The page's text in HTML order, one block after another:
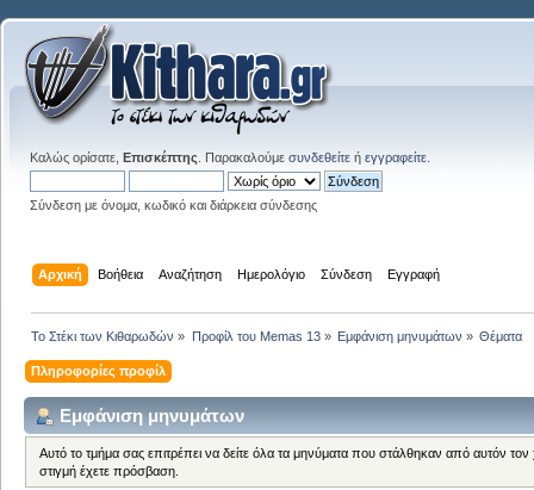
Καλώς ορίσατε, Επισκέπτης . Παρακαλούμε συνδεθείτε ή εγγραφείτε
Σύνδεση με όνομα, κωδικό και διάρκεια σύνδεσης
Αρχική Βοήθεια Αναζήτηση Ημερολόγιο Σύνδεση Εγγραφή
Το Στέκι των Κιθαρωδών » Προφίλ του Memas 13» Εμφάνιση μηνυμάτων » Θέματα
Πληροφορίες προφίλ
Εμφάνιση μηνυμάτων
Αυτό το τμήμα σας επιτρέπει να δείτε όλα τα μηνύματα που στάλθηκαν από αυτόν
στιγμή έχετε πρόσβαση.